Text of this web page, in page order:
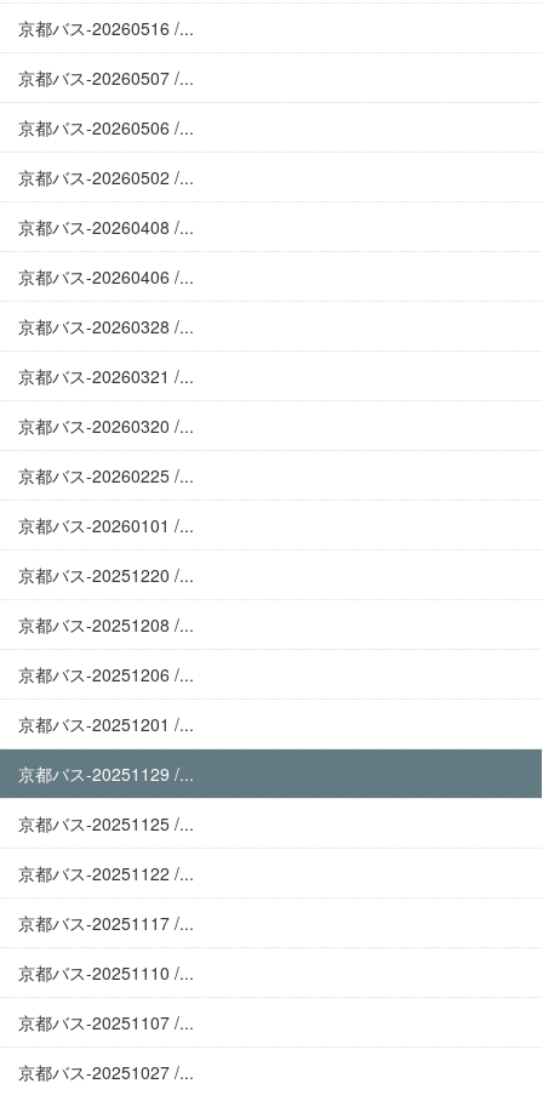
京都バス-20260516 /...
京都バス-20260507 /...
京都バス-20260506 /...
京都バス-20260502 /...
京都バス-20260408 /...
京都バス-20260406 /...
京都バス-20260328 /...
京都バス-20260321 /...
京都バス-20260320 /...
京都バス-20260225 /...
京都バス-20260101 /...
京都バス-20251220 /...
京都バス-20251208 /...
京都バス-20251206 /...
京都バス-20251201 /...
京都バス-20251129 /...
京都バス-20251125 /...
京都バス-20251122 /...
京都バス-20251117 /...
京都バス-20251110 /...
京都バス-20251107 /...
京都バス-20251027 /...